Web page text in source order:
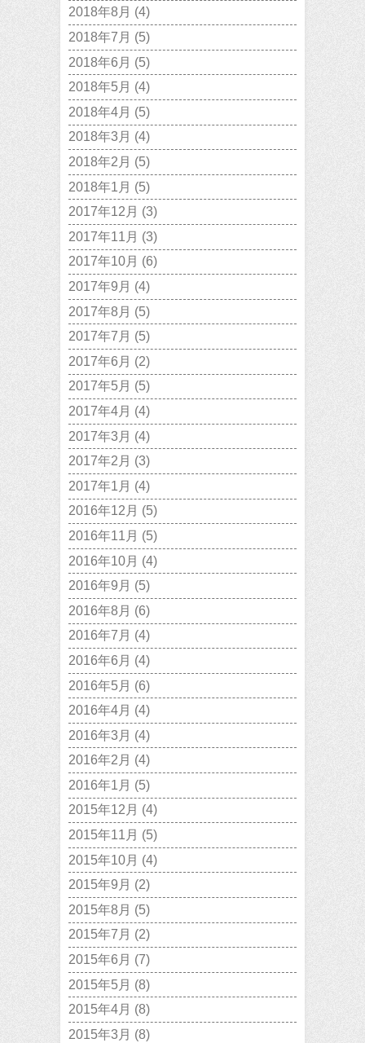
2018年8月 (4)
2018年7月 (5)
2018年6月 (5)
2018年5月 (4)
2018年4月 (5)
2018年3月 (4)
2018年2月 (5)
2018年1月 (5)
2017年12月 (3)
2017年11月 (3)
2017年10月 (6)
2017年9月 (4)
2017年8月 (5)
2017年7月 (5)
2017年6月 (2)
2017年5月 (5)
2017年4月 (4)
2017年3月 (4)
2017年2月 (3)
2017年1月 (4)
2016年12月 (5)
2016年11月 (5)
2016年10月 (4)
2016年9月 (5)
2016年8月 (6)
2016年7月 (4)
2016年6月 (4)
2016年5月 (6)
2016年4月 (4)
2016年3月 (4)
2016年2月 (4)
2016年1月 (5)
2015年12月 (4)
2015年11月 (5)
2015年10月 (4)
2015年9月 (2)
2015年8月 (5)
2015年7月 (2)
2015年6月 (7)
2015年5月 (8)
2015年4月 (8)
2015年3月 (8)